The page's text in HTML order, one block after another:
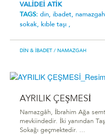
VALİDEİ ATİK
TAGS: din, ibadet,
sokak, kıble taşı ,
DIN & İBADET / NAMAZGAH
AYRILIK ÇEŞMESİ
Namazgâh, İbrahim Ağa
mevkiindedir. İki yanından
Sokağı geçmektedir. ...